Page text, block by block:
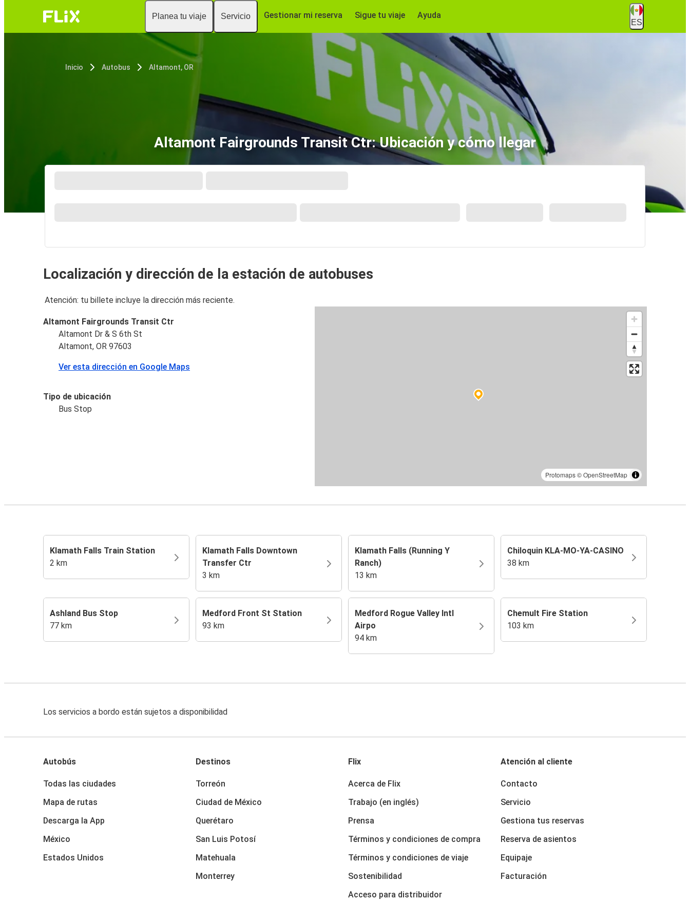
Planea tu viaje Servicio Gestionar mi reserva Sigue tu viaje Ayuda
ES
Inicio Autobus Altamont, OR
Altamont Fairgrounds Transit Ctr: Ubicación y cómo llegar
Localización y dirección de la estación de autobuses
Atención: tu billete incluye la dirección más reciente.
Protomaps©OpenStreetMap
Altamont Fairgrounds Transit Ctr
Altamont Dr & S 6th St
Altamont, OR 97603
Ver esta dirección en Google Maps
Tipo de ubicación
Bus Stop
Klamath Falls Train Station
2 km
Klamath Falls Downtown
Transfer Ctr
3 km
Klamath Falls (Running Y
Ranch)
13 km
Chiloquin KLA-MO-YA-CASINO
38 km
Ashland Bus Stop
77 km
Medford Front St Station
93 km
Medford Rogue Valley Intl
Airpo
94 km
Chemult Fire Station
103 km
Los servicios a bordo están sujetos a disponibilidad
Autobús
Todas las ciudades
Mapa de rutas
Descarga la App
México
Estados Unidos
Destinos
Torreón
Ciudad de México
Querétaro
San Luis Potosí
Matehuala
Monterrey
Flix
Acerca de Flix
Trabajo (en inglés)
Prensa
Términos y condiciones de compra
Términos y condiciones de viaje
Sostenibilidad
Acceso para distribuidor
Atención al cliente
Contacto
Servicio
Gestiona tus reservas
Reserva de asientos
Equipaje
Facturación